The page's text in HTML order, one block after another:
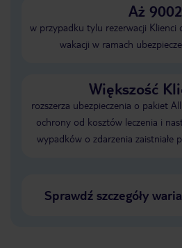
Aż 9002
w przypadku tylu rezerwacji
wakacji w ramach
Większość
rozszerza ubezpieczenia o pakiet
ochrony od kosztów leczenia i
wypadków o zdarzenia zaistniałe
Sprawdź szczegóły